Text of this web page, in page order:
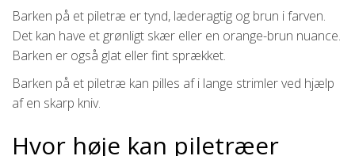
Barken på et piletræ er tynd, læderagtig og brun i farven.
Det kan have et grønligt skær eller en orange-brun nuance.
Barken er også glat eller fint sprækket.
Barken på et piletræ kan pilles af i lange strimler ved hjælp
af en skarp kniv.
Hvor høje kan piletræer